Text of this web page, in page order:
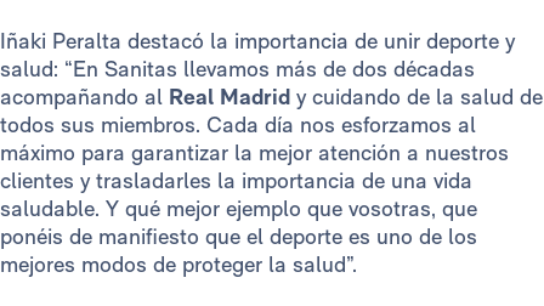
Iñaki Peralta destacó la importancia de unir deporte y
salud: “En Sanitas llevamos más de dos décadas
acompañando al Real Madrid y cuidando de la salud de
todos sus miembros. Cada día nos esforzamos al
máximo para garantizar la mejor atención a nuestros
clientes y trasladarles la importancia de una vida
saludable. Y qué mejor ejemplo que vosotras, que
ponéis de manifiesto que el deporte es uno de los
mejores modos de proteger la salud”.